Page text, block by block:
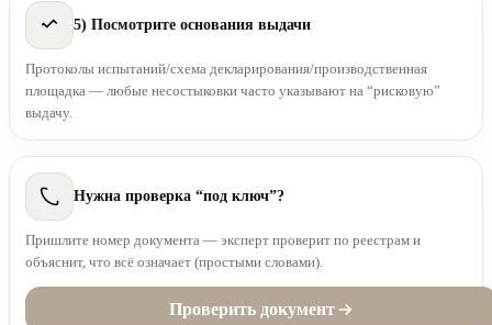
5) Посмотрите основания выдачи
Протоколы испытаний/схема декларирования/производственная
площадка — любые несостыковки часто указывают на “рисковую”
выдачу.
Нужна проверка “под ключ”?
Пришлите номер документа — эксперт проверит по реестрам и
объяснит, что всё означает (простыми словами).
Проверить документ